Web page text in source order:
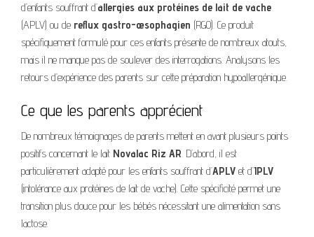
d’enfants souffrant d’allergies aux protéines de lait de vache
(APLV) ou de reflux gastro-œsophagien (RGO). Ce produit
spécifiquement formulé pour ces enfants présente de nombreux atouts,
mais il ne manque pas de soulever des interrogations. Analysons les
retours d’expérience des parents sur cette préparation hypoallergénique.
Ce que les parents apprécient
De nombreux témoignages de parents mettent en avant plusieurs points
positifs concernant le lait Novalac Riz AR. D’abord, il est
particulièrement adapté pour les enfants souffrant d’APLV et d’IPLV
(intolérance aux protéines de lait de vache). Cette spécificité permet une
transition plus douce pour les bébés nécessitant une alimentation sans
lactose.